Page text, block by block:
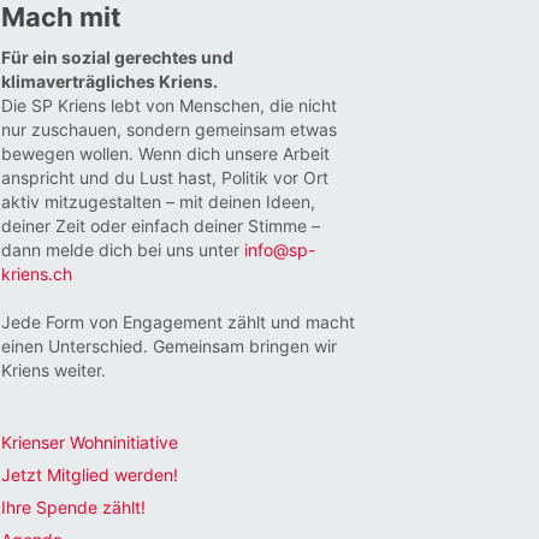
Mach mit
Für ein sozial gerechtes und
klimaverträgliches Kriens.
Die SP Kriens lebt von Menschen, die nicht
nur zuschauen, sondern gemeinsam etwas
bewegen wollen. Wenn dich unsere Arbeit
anspricht und du Lust hast, Politik vor Ort
aktiv mitzugestalten – mit deinen Ideen,
deiner Zeit oder einfach deiner Stimme –
dann melde dich bei uns unter info@sp-
kriens.ch
Jede Form von Engagement zählt und macht
einen Unterschied. Gemeinsam bringen wir
Kriens weiter.
Krienser Wohninitiative
Jetzt Mitglied werden!
Ihre Spende zählt!